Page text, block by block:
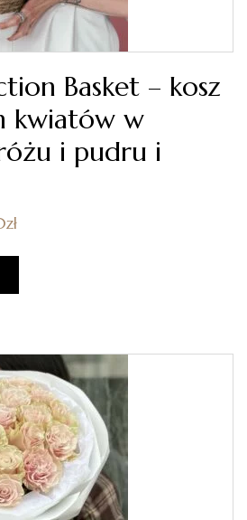
Basket – kosz
kwiatów w
i pudru i
zł